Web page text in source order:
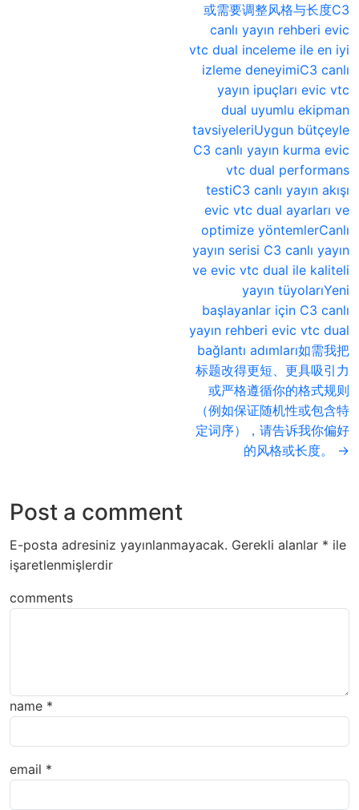
或需要调整风格与长度C3
canlı yayın rehberi evic
vtc dual inceleme ile en iyi
izleme deneyimiC3 canlı
yayın ipuçları evic vtc
dual uyumlu ekipman
tavsiyeleriUygun bütçeyle
C3 canlı yayın kurma evic
vtc dual performans
testiC3 canlı yayın akışı
evic vtc dual ayarları ve
optimize yöntemlerCanlı
yayın serisi C3 canlı yayın
ve evic vtc dual ile kaliteli
yayın tüyolarıYeni
başlayanlar için C3 canlı
yayın rehberi evic vtc dual
bağlantı adımları如需我把
标题改得更短、更具吸引力
或严格遵循你的格式规则
（例如保证随机性或包含特
定词序），请告诉我你偏好
的风格或长度。 →
Post a comment
E-posta adresiniz yayınlanmayacak. Gerekli alanlar * ile
işaretlenmişlerdir
comments
name *
email *